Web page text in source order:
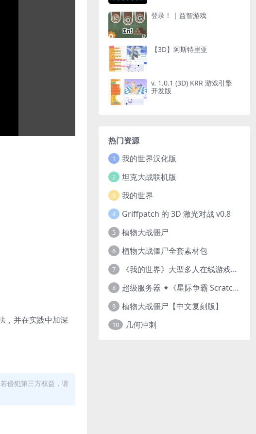
，并在实践中加深
侵犯第三方权益，请
登录！ | 益智游戏
【3D】阿斯特里亚
v. 1.0.1 (3D) KRR 游戏引擎
开发版
热门资源
1 我的世界汉化版
2 坦克大战联机版
3 我的世界
4 Griffpatch 的 3D 激光对战 v0.8
5 植物大战僵尸
6 植物大战僵尸全套素材包
7 《我的世界》大型多人在线游戏（MMO）v1.7
8 超级服务器 ✦《星际争霸 Scratch（经典版本）》
9 植物大战僵尸【中文复刻版】
10 几何冲刺